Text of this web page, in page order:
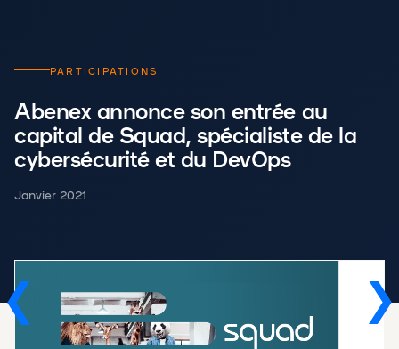
PARTICIPATIONS
Abenex annonce son entrée au
capital de Squad, spécialiste de la
cybersécurité et du DevOps
Janvier 2021